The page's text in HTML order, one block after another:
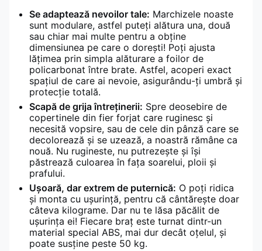
Se adaptează nevoilor tale: Marchizele noaste
sunt modulare, astfel puteți alătura una, două
sau chiar mai multe pentru a obține
dimensiunea pe care o dorești! Poți ajusta
lățimea prin simpla alăturare a foilor de
policarbonat între brate. Astfel, acoperi exact
spațiul de care ai nevoie, asigurându-ți umbră și
protecție totală.
Scapă de grija întreținerii: Spre deosebire de
copertinele din fier forjat care ruginesc și
necesită vopsire, sau de cele din pânză care se
decolorează și se uzează, a noastră rămâne ca
nouă. Nu rugineste, nu putrezește și își
păstrează culoarea în fața soarelui, ploii și
prafului.
Ușoară, dar extrem de puternică: O poți ridica
și monta cu ușurință, pentru că cântărește doar
câteva kilograme. Dar nu te lăsa păcălit de
ușurința ei! Fiecare braț este turnat dintr-un
material special ABS, mai dur decât oțelul, și
poate susține peste 50 kg.